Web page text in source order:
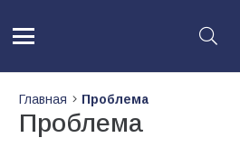
Главная Проблема
Проблема